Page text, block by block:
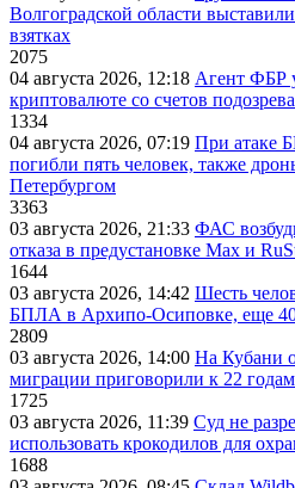
Волгоградской области
взятках
2075
04 августа 2026, 12:18 Агент ФБР
криптовалюте со счетов
1334
04 августа 2026, 07:19 При атаке
погибли пять человек, также
Петербургом
3363
03 августа 2026, 21:33 ФАС
отказа в предустановке Max и
1644
03 августа 2026, 14:42 Шесть
БПЛА в Архипо-Осиповке, еще 40
2809
03 августа 2026, 14:00 На Кубани
миграции приговорили к 22
1725
03 августа 2026, 11:39 Суд не
использовать крокодилов для
1688